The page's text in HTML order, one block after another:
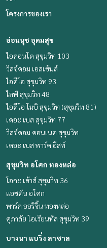
โครงการของเรา
อ่อนนุช อุดมสุข
ไอคอนโด สุขุมวิท 103
วิสซ์ดอม เอสเซ้นส์
ไอดีโอ สุขุมวิท 93
ไลฟ์ สุขุมวิท 48
ไอดีโอ โมบิ สุขุมวิท (สุขุมวิท 81)
เดอะ เบส สุขุมวิท 77
วิสซ์ดอม คอนเนค สุขุมวิท
เดอะ เบส พาร์ค อีสท์
สุขุมวิท อโศก ทองหล่อ
โอกะ เฮ้าส์ สุขุมวิท 36
แอชตัน อโศก
พาร์ค ออริจิ้น ทองหล่อ
ศุภาลัย โอเรียนทัล สุขุมวิท 39
บางนา แบริ่ง ลาซาล